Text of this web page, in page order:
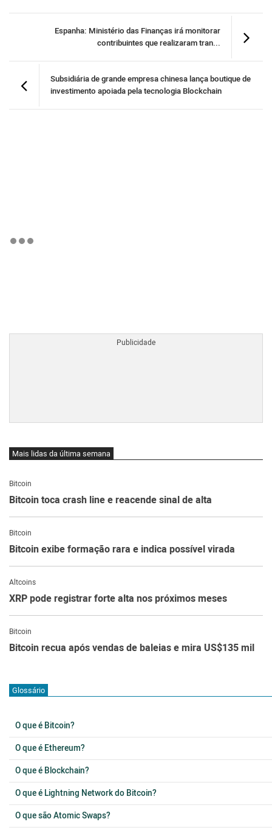
Espanha: Ministério das Finanças irá monitorar
contribuintes que realizaram tran...
Subsidiária de grande empresa chinesa lança boutique de
investimento apoiada pela tecnologia Blockchain
Mais lidas da última semana
Bitcoin
Bitcoin toca crash line e reacende sinal de alta
Bitcoin
Bitcoin exibe formação rara e indica possível virada
Altcoins
XRP pode registrar forte alta nos próximos meses
Bitcoin
Bitcoin recua após vendas de baleias e mira US$135 mil
Glossário
O que é Bitcoin?
O que é Ethereum?
O que é Blockchain?
O que é Lightning Network do Bitcoin?
O que são Atomic Swaps?